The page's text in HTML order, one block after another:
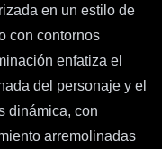
en un estilo de
con contornos
enfatiza el
del personaje y el
dinámica, con
arremolinadas